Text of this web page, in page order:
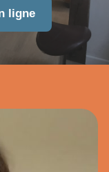
ligne